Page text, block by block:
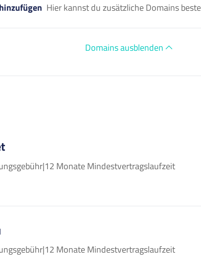
Hier kannst du zusätzliche Domains
Domains ausblenden
|12 Monate Mindestvertragslaufzeit
|12 Monate Mindestvertragslaufzeit